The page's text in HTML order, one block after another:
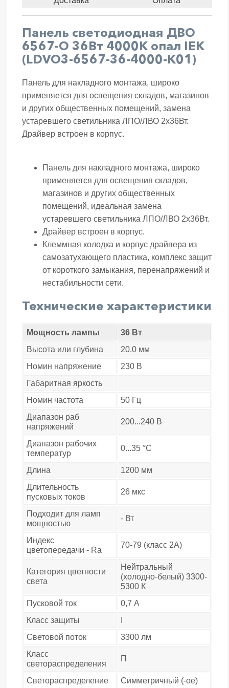
Панель светодиодная ДВО
6567-O 36Вт 4000К опал IEK
(LDVO3-6567-36-4000-K01)
Панель для накладного монтажа, широко
применяется для освещения складов, магазинов
и других общественных помещений, замена
устаревшего светильника ЛПО/ЛВО 2х36Вт.
Драйвер встроен в корпус.
Панель для накладного монтажа, широко
применяется для освещения складов,
магазинов и других общественных
помещений, идеальная замена
устаревшего светильника ЛПО/ЛВО 2х36Вт.
Драйвер встроен в корпус.
Клеммная колодка и корпус драйвера из
самозатухающего пластика, комплекс защит
от короткого замыкания, перенапряжений и
нестабильности сети.
Технические характеристики
Мощность лампы
36 Вт
Высота или глубина
20.0 мм
Номин напряжение
230 В
Габаритная яркость
Номин частота
50 Гц
Диапазон раб
напряжений
200...240 В
Диапазон рабочих
температур
0...35 °C
Длина
1200 мм
Длительность
пусковых токов
26 мкс
Подходит для ламп
мощностью
- Вт
Индекс
цветопередачи - Ra
70-79 (класс 2A)
Категория цветности
света
Нейтральный
(холодно-белый) 3300-
5300 К
Пусковой ток
0,7 А
Класс защиты
Световой поток
3300 лм
Класс
светораспределения
П
Светораспределение Симметричный (-ое)